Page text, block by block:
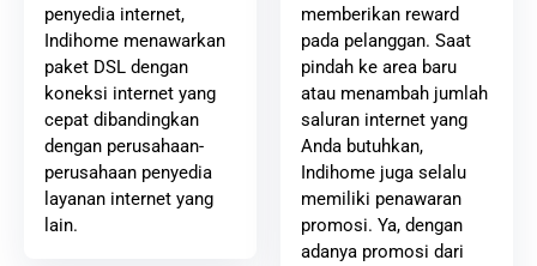
penyedia internet,
Indihome menawarkan
paket DSL dengan
koneksi internet yang
cepat dibandingkan
dengan perusahaan-
perusahaan penyedia
layanan internet yang
lain.
memberikan reward
pada pelanggan. Saat
pindah ke area baru
atau menambah jumlah
saluran internet yang
Anda butuhkan,
Indihome juga selalu
memiliki penawaran
promosi. Ya, dengan
adanya promosi dari